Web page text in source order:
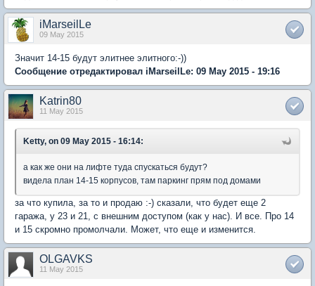
iMarseilLe
09 May 2015
Значит 14-15 будут элитнее элитного:-))
Сообщение отредактировал iMarseilLe: 09 May 2015 - 19:16
Katrin80
11 May 2015
Ketty, on 09 May 2015 - 16:14:
а как же они на лифте туда спускаться будут?
видела план 14-15 корпусов, там паркинг прям под домами
за что купила, за то и продаю :-) сказали, что будет еще 2
гаража, у 23 и 21, с внешним доступом (как у нас). И все. Про 14
и 15 скромно промолчали. Может, что еще и изменится.
OLGAVKS
11 May 2015